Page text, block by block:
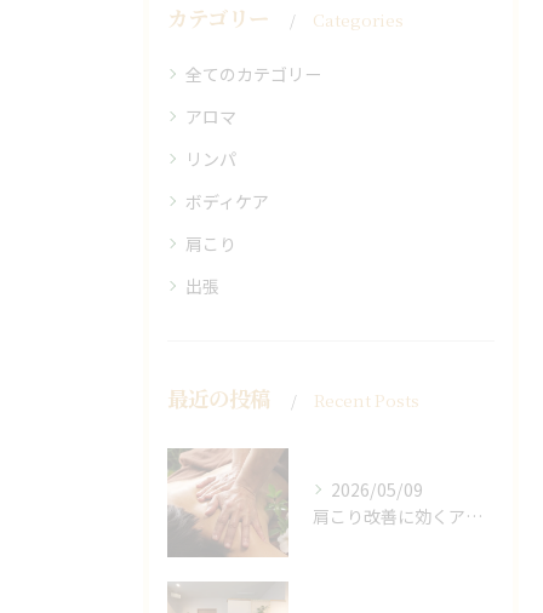
カテゴリー Categories
全てのカテゴリー
アロマ
リンパ
ボディケア
肩こり
出張
最近の投稿 Recent Posts
2026/05/09
肩こり改善に効くアロマリンパの手技と効果